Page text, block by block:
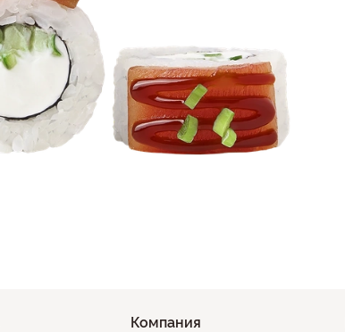
Компания